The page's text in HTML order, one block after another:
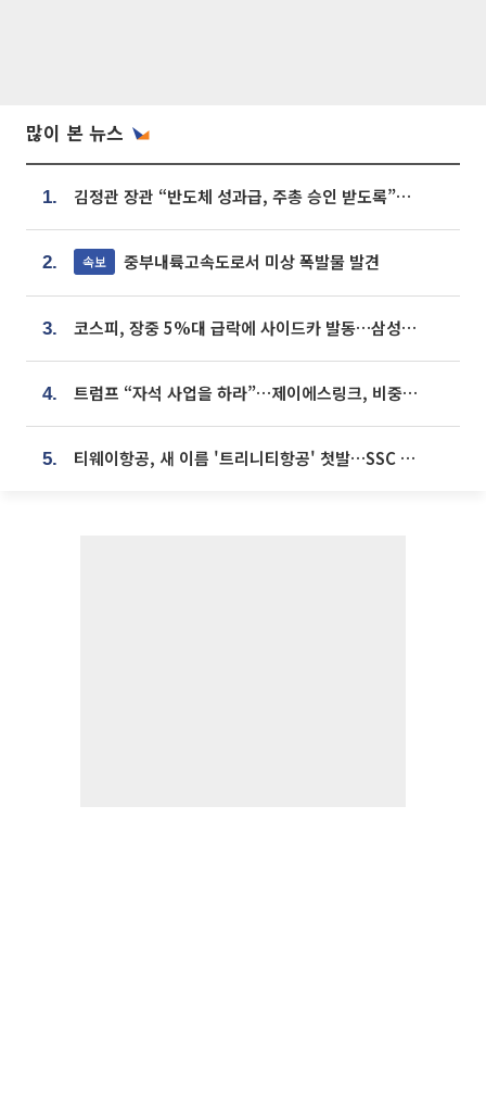
많이 본 뉴스
1. 김정관 장관 “반도체 성과급, 주총 승인 받도록”…상법·자본시장법 개정 시사
2. 속보 중부내륙고속도로서 미상 폭발물 발견
3. 코스피, 장중 5%대 급락에 사이드카 발동…삼성·SK 동반 폭락
4. 트럼프 “자석 사업을 하라”…제이에스링크, 비중국 영구자석 공급망 구축 속도
5. 티웨이항공, 새 이름 '트리니티항공' 첫발…SSC 전략 본격화